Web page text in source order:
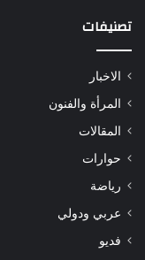
تصنيفات
الاخبار
المرأة والفنون
المقالات
حوارات
رياضة
عربي ودولي
فديو